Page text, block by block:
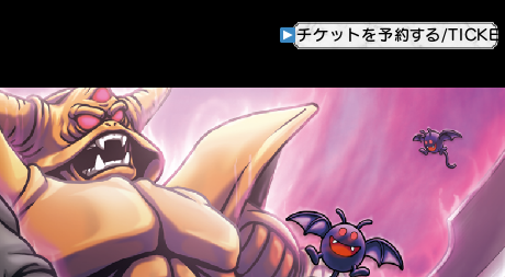
チケットを予約する/TICKET